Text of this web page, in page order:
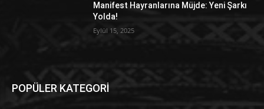
Manifest Hayranlarına Müjde: Yeni Şarkı
Yolda!
Eylül 15, 2025
POPÜLER KATEGORİ